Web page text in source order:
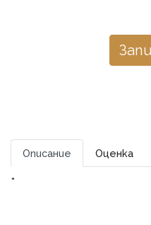
Описание Оценка
*